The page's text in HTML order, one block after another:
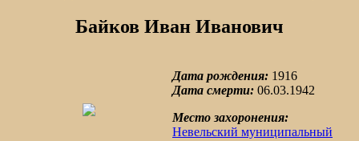
Байков Иван Иванович
Дата рождения: 1916
Дата смерти: 06.03.1942
Место захоронения:
Невельский муниципальный